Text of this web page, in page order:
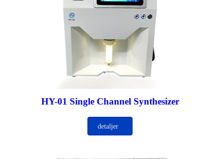
HY-01 Single Channel Synthesizer
detaljer